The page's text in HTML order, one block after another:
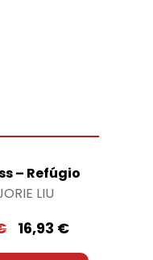
– Refúgio
LIU
16,93 €